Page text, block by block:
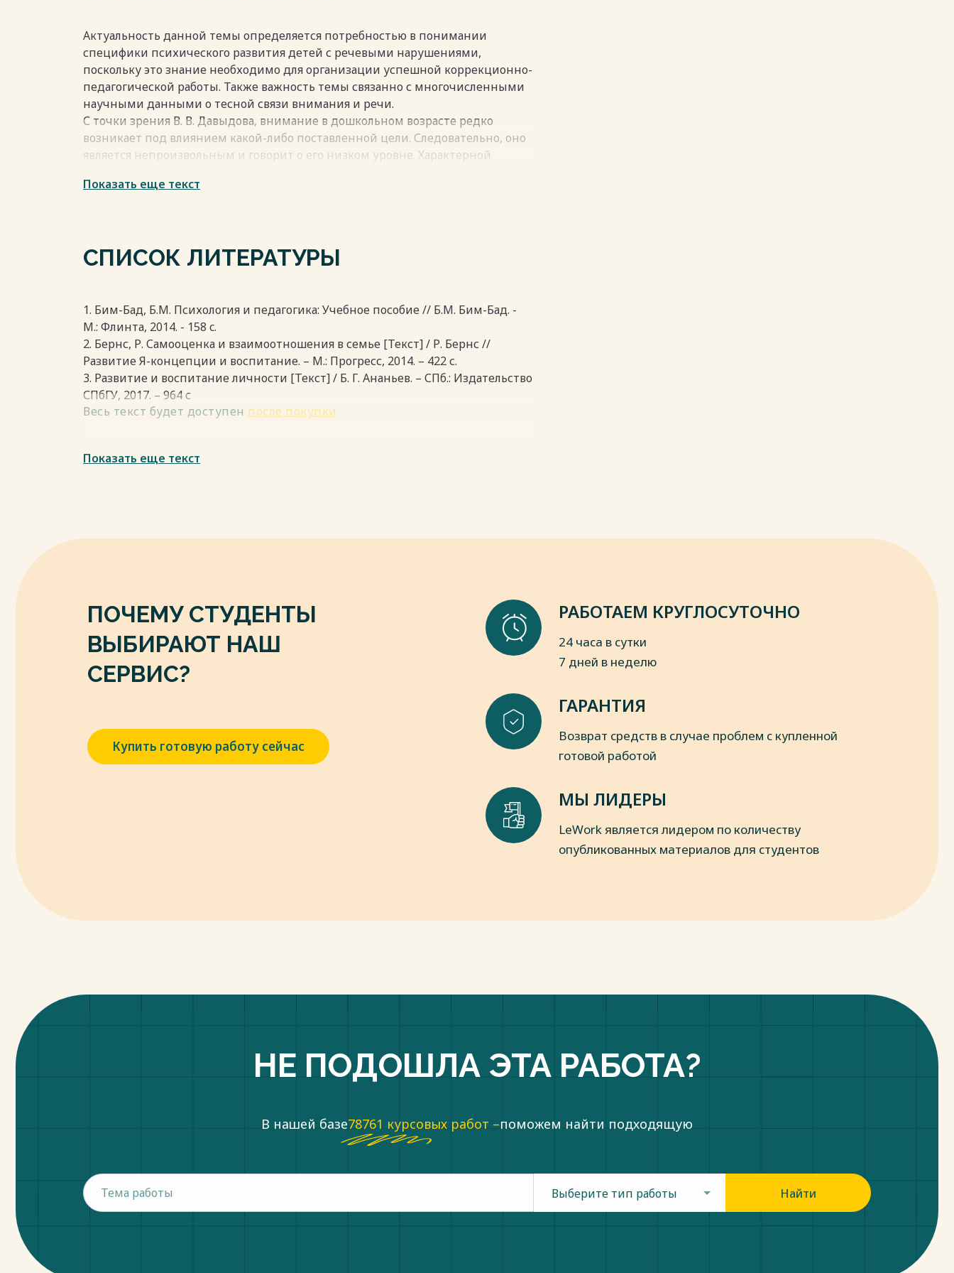
Актуальность данной темы определяется потребностью в понимании
специфики психического развития детей с речевыми нарушениями,
поскольку это знание необходимо для организации успешной коррекционно-
педагогической работы. Также важность темы связанно с многочисленными
научными данными о тесной связи внимания и речи.
С точки зрения В. В. Давыдова, внимание в дошкольном возрасте редко
возникает под влиянием какой-либо поставленной цели. Следовательно, оно
является непроизвольным и говорит о его низком уровне. Характерной
вызывается внешне привлекательными предметами. Сосредоточенным
Следовательно, оно является непроизвольным [1].
лучше развита речь у ребенка дошкольного возраста, чем выше уровень
развития восприятия, тем раньше формируется произвольное внимание. И в
это детям могут помочь их родители.
Весь текст будет доступенпосле покупки
Показать еще текст
СПИСОК ЛИТЕРАТУРЫ
1. Бим-Бад, Б.М. Психология и педагогика: Учебное пособие // Б.М. Бим-Бад. -
М.: Флинта, 2014. - 158 c.
2. Бернс, Р. Самооценка и взаимоотношения в семье [Текст] / Р. Бернс //
Развитие Я-концепции и воспитание. – М.: Прогресс, 2014. – 422 с.
3. Развитие и воспитание личности [Текст] / Б. Г. Ананьев. – СПб.: Издательство
СПбГУ, 2017. – 964 с
Весь текст будет доступен после покупки
Показать еще текст
ПОЧЕМУ СТУДЕНТЫ
ВЫБИРАЮТ НАШ
СЕРВИС?
Купить готовую работу сейчас
РАБОТАЕМ КРУГЛОСУТОЧНО
24 часа в сутки
7 дней в неделю
ГАРАНТИЯ
Возврат средств в случае проблем с купленной
готовой работой
МЫ ЛИДЕРЫ
LeWork является лидером по количеству
опубликованных материалов для студентов
НЕ ПОДОШЛА ЭТА РАБОТА?
В нашей базе78761 курсовых работ –поможем найти подходящую
Выберите тип работы Найти